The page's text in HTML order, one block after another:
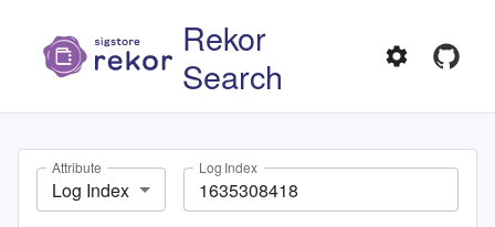
Rekor
Search
Attribute
Log Index
Log Index